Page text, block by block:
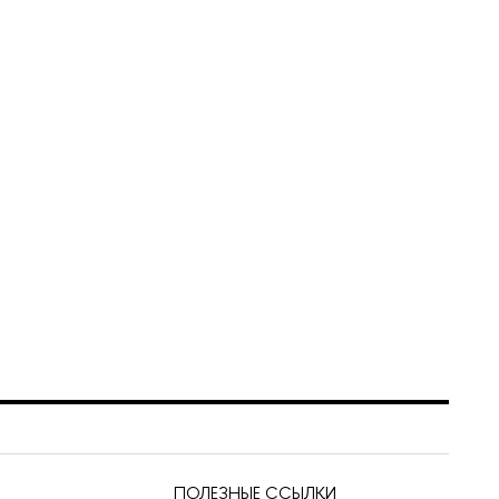
ПОЛЕЗНЫЕ ССЫЛКИ